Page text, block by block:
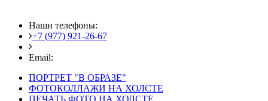
Наши телефоны:
+7 (977) 921-26-67
Email:
ПОРТРЕТ "В ОБРАЗЕ"
ФОТОКОЛЛАЖИ НА ХОЛСТЕ